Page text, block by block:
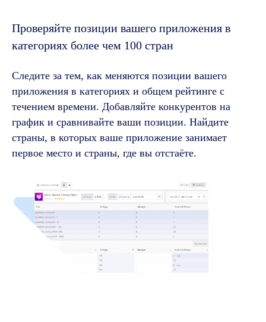
Проверяйте позиции вашего приложения в
категориях более чем 100 стран
Следите за тем, как меняются позиции вашего
приложения в категориях и общем рейтинге с
течением времени. Добавляйте конкурентов на
график и сравнивайте ваши позиции. Найдите
страны, в которых ваше приложение занимает
первое место и страны, где вы отстаёте.